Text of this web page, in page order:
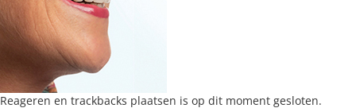
Reageren en trackbacks plaatsen is op dit moment gesloten.